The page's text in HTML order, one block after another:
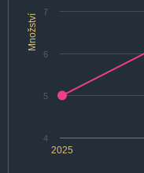
Množství
2025
4
5
6
7